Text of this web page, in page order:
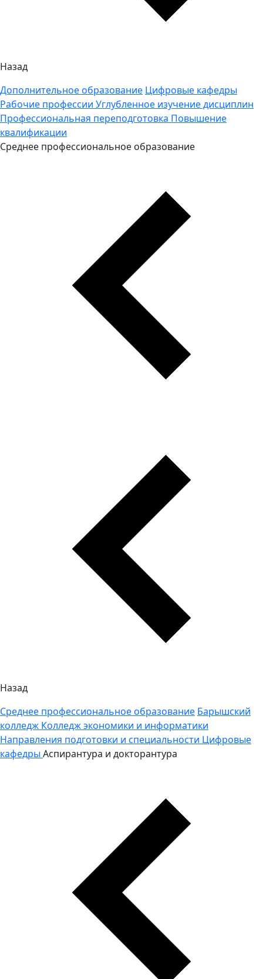
Назад
Дополнительное образование Цифровые кафедры
Рабочие профессии Углубленное изучение дисциплин
Профессиональная переподготовка Повышение
квалификации
Среднее профессиональное образование
Назад
Среднее профессиональное образование Барышский
колледж Колледж экономики и информатики
Направления подготовки и специальности Цифровые
кафедры Аспирантура и докторантура